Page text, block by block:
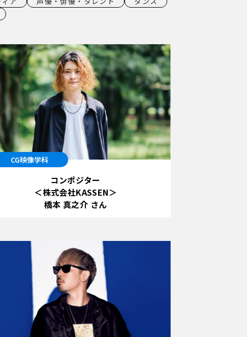
CG映像学科
コンポジター
＜株式会社KASSEN＞
橋本 真之介 さん